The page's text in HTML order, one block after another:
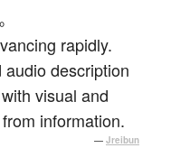
rapidly.
description
visual and
information.
— Jreibun